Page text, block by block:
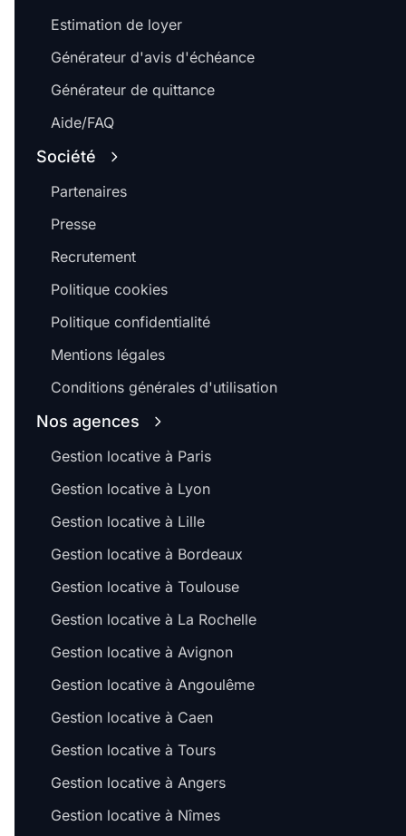
Estimation de loyer
Générateur d'avis d'échéance
Générateur de quittance
Aide/FAQ
Société
Partenaires
Presse
Recrutement
Politique cookies
Politique confidentialité
Mentions légales
Conditions générales d'utilisation
Nos agences
Gestion locative à Paris
Gestion locative à Lyon
Gestion locative à Lille
Gestion locative à Bordeaux
Gestion locative à Toulouse
Gestion locative à La Rochelle
Gestion locative à Avignon
Gestion locative à Angoulême
Gestion locative à Caen
Gestion locative à Tours
Gestion locative à Angers
Gestion locative à Nîmes